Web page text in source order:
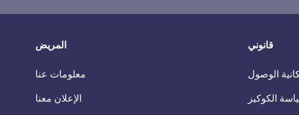
المريض
معلومات عنا
الإعلان معنا
قانوني
الوصول
الكوكيز